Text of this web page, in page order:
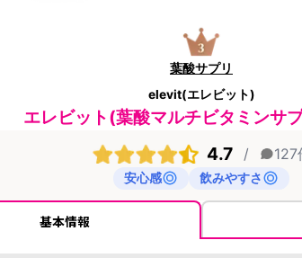
葉酸サプリ
elevit(エレビット)
エレビット(葉酸マルチビタミンサ
4.7
/ 127
安心感 飲みやすさ
基本情報